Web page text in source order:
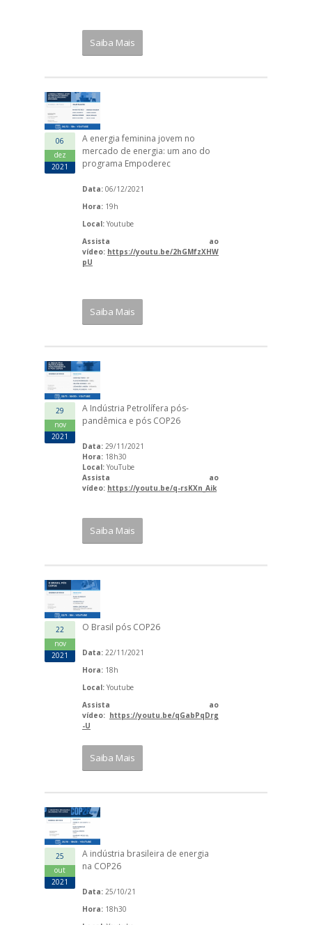
Saiba Mais
06
dez
2021
A energia feminina jovem no
mercado de energia: um ano do
programa Empoderec
Data: 06/12/2021
Hora: 19h
Local: Youtube
Assista ao
vídeo: https://youtu.be/2hGMfzXHW
pU
Saiba Mais
29
nov
2021
A Indústria Petrolífera pós-
pandêmica e pós COP26
Data: 29/11/2021
Hora: 18h30
Local: YouTube
Assista ao
vídeo: https://youtu.be/q-rsKXn_Aik
Saiba Mais
22
nov
2021
O Brasil pós COP26
Data: 22/11/2021
Hora: 18h
Local: Youtube
Assista ao
vídeo: https://youtu.be/qGabPqDrg
-U
Saiba Mais
25
out
2021
A indústria brasileira de energia
na COP26
Data: 25/10/21
Hora: 18h30